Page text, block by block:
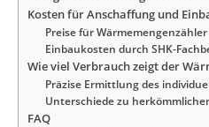
Kosten für Anschaffung und
Preise für Wärmemengenzähler
Einbaukosten durch SHK-
Wie viel Verbrauch zeigt der
Präzise Ermittlung des
Unterschiede zu
FAQ